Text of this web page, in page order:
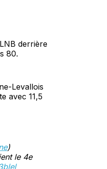
derrière
80.
Levallois
avec 11,5
)
le 4e